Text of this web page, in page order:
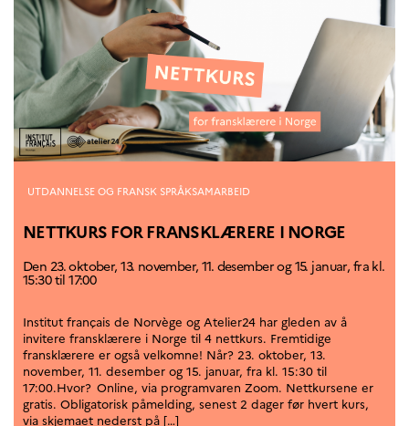
UNIVERSITETER
Høyere utdanning og
postdoktorstillinger
Studere i Frankrike
Campus France Norge på reise i
Frankrike
Studere i Norge
Doktorgrader og
postdoktorstillinger i
Frankrike
Studiestipender
French+Gastronomy and
Testimonials
France Alumni
VITENSKAP OG
FORSKNING
Cooperation
Kategorier
UTDANNELSE OG FRANSK SPRÅKSAMARBEID
NETTKURS FOR FRANSKLÆRERE I NORGE
Den 23. oktober, 13. november, 11. desember og 15. januar, fra kl.
15:30 til 17:00
Institut français de Norvège og Atelier24 har gleden av å
invitere fransklærere i Norge til 4 nettkurs. Fremtidige
fransklærere er også velkomne! Når? 23. oktober, 13.
november, 11. desember og 15. januar, fra kl. 15:30 til
17:00.Hvor? Online, via programvaren Zoom. Nettkursene er
gratis. Obligatorisk påmelding, senest 2 dager før hvert kurs,
via skjemaet nederst på […]